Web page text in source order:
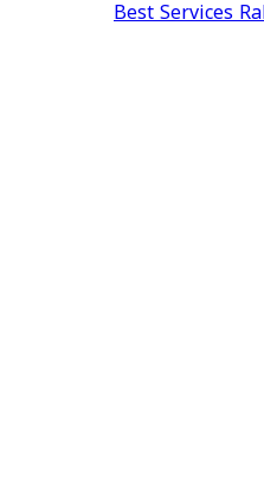
Best Services